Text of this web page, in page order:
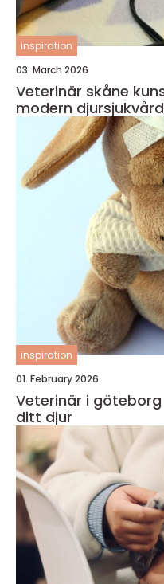
inspiration
03. March 2026
Veterinär skåne kunskap, trygghet och
modern djursjukvård
inspiration
01. February 2026
Veterinär i göteborg så väljer du rätt vård för
ditt djur